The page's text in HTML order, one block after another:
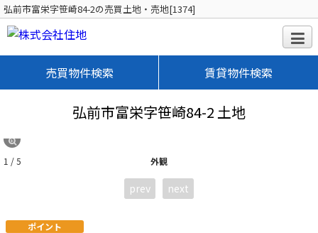
弘前市富栄字笹崎84-2の売買土地・売地[1374]
売買物件検索 賃貸物件検索
弘前市富栄字笹崎84-2 土地
外観
1 / 5
prev next
ポイント